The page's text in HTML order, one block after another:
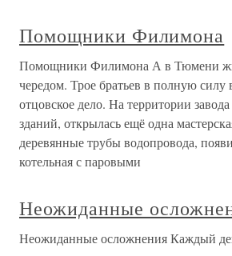
Помощники Филимона
Помощники Филимона А в Тюмени
чередом. Трое братьев в полную силу
отцовское дело. На территории
зданий, открылась ещё одна
деревянные трубы водопровода,
котельная с паровыми
Неожиданные
Неожиданные осложнения Каждый